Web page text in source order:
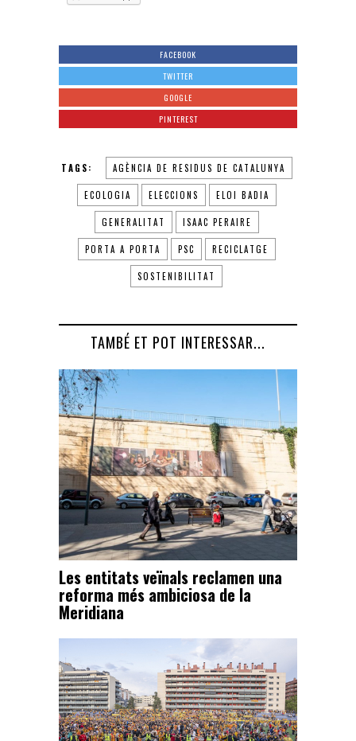
FACEBOOK
TWITTER
GOOGLE
PINTEREST
TAGS: AGÈNCIA DE RESIDUS DE CATALUNYA
ECOLOGIA ELECCIONS ELOI BADIA
GENERALITAT ISAAC PERAIRE
PORTA A PORTA PSC RECICLATGE
SOSTENIBILITAT
TAMBÉ ET POT INTERESSAR...
Les entitats veïnals reclamen una
reforma més ambiciosa de la
Meridiana